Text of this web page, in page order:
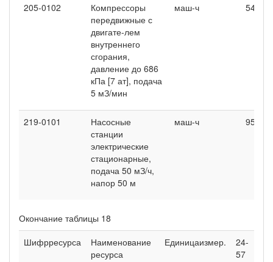
205-0102
Компрессоры
передвижные с
двигате-лем
внутреннего
сгорания,
давление до 686
кПа [7 ат], подача
5 мЗ/мин
маш-ч 54,6
219-0101
Насосные
станции
электрические
стационарные,
подача 50 мЗ/ч,
напор 50 м
маш-ч 95,59
Окончание таблицы 18
Шифрресурса
Наименование
ресурса
Единицаизмер.
24-
57